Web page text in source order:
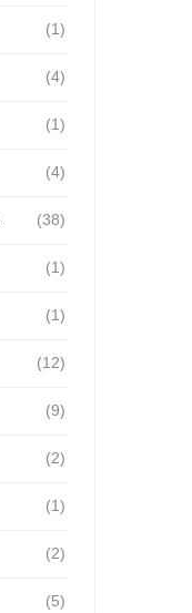
(1)
(4)
(1)
(4)
(38)
(1)
(1)
(12)
(9)
(2)
(1)
(2)
(5)